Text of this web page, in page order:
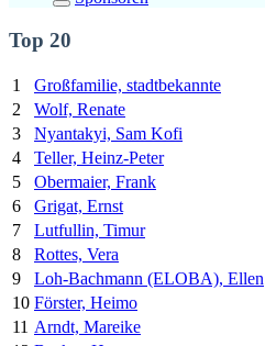
Top 20
1 Großfamilie, stadtbekannte
2
Wolf, Renate
3
Nyantakyi, Sam Kofi
4
Teller, Heinz-Peter
5
Obermaier, Frank
6
Grigat, Ernst
7
Lutfullin, Timur
8
Rottes, Vera
9
Loh-Bachmann (ELOBA), Ellen
10 Förster, Heimo
11 Arndt, Mareike